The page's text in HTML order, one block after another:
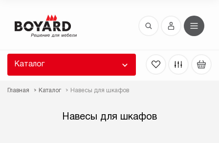
Каталог
Главная Каталог Навесы для шкафов
Навесы для шкафов
Восстановление пароля
высланы вам по E-Mail.
ссылку для восстановления